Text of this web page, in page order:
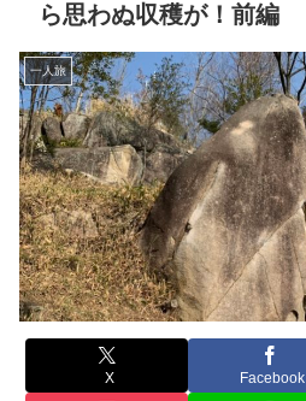
ら思わぬ収穫が！前編
一人旅
X Facebook